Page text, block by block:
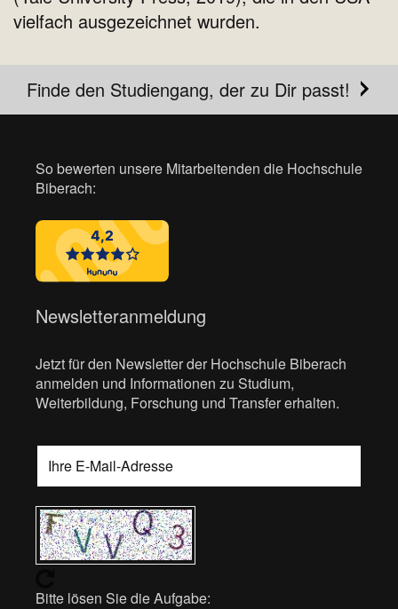
vielfach ausgezeichnet wurden.
Finde den Studiengang, der zu Dir passt!
So bewerten unsere Mitarbeitenden die Hochschule
Biberach:
Newsletteranmeldung
Jetzt für den Newsletter der Hochschule Biberach
anmelden und Informationen zu Studium,
Weiterbildung, Forschung und Transfer erhalten.
Bitte lösen Sie die Aufgabe: